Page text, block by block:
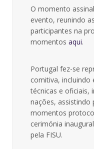
O momento
evento, reunindo
participantes na
momentos aqui.
Portugal fez-se
comitiva, incluindo
técnicas e oficiais,
nações,
momentos
cerimónia
pela FISU.